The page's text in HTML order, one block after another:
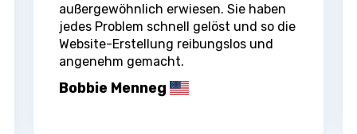
außergewöhnlich erwiesen. Sie haben
jedes Problem schnell gelöst und so die
Website-Erstellung reibungslos und
angenehm gemacht.
Bobbie Menneg